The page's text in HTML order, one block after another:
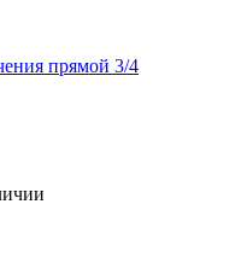
прямой 3/4